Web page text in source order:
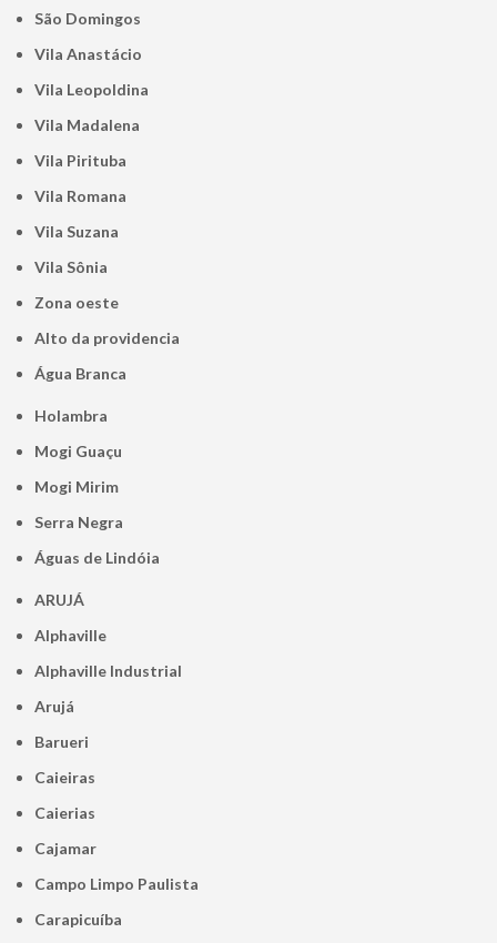
São Domingos
Vila Anastácio
Vila Leopoldina
Vila Madalena
Vila Pirituba
Vila Romana
Vila Suzana
Vila Sônia
Zona oeste
alto da providencia
Água Branca
Holambra
Mogi Guaçu
Mogi Mirim
Serra Negra
Águas de Lindóia
ARUJÁ
Alphaville
Alphaville Industrial
Arujá
Barueri
Caieiras
Caierias
Cajamar
Campo Limpo Paulista
Carapicuíba